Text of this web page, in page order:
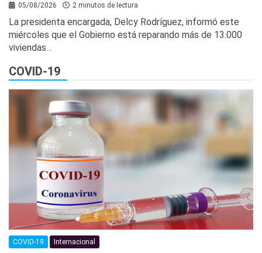
05/08/2026 2 minutos de lectura
La presidenta encargada, Delcy Rodríguez, informó este
miércoles que el Gobierno está reparando más de 13.000
viviendas…
COVID-19
COVID-19 Internacional